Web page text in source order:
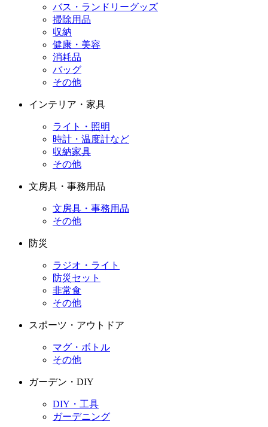
バス・ランドリーグッズ
掃除用品
収納
健康・美容
消耗品
バッグ
その他
インテリア・家具
ライト・照明
時計・温度計など
収納家具
その他
文房具・事務用品
文房具・事務用品
その他
防災
ラジオ・ライト
防災セット
非常食
その他
スポーツ・アウトドア
マグ・ボトル
その他
ガーデン・DIY
DIY・工具
ガーデニング